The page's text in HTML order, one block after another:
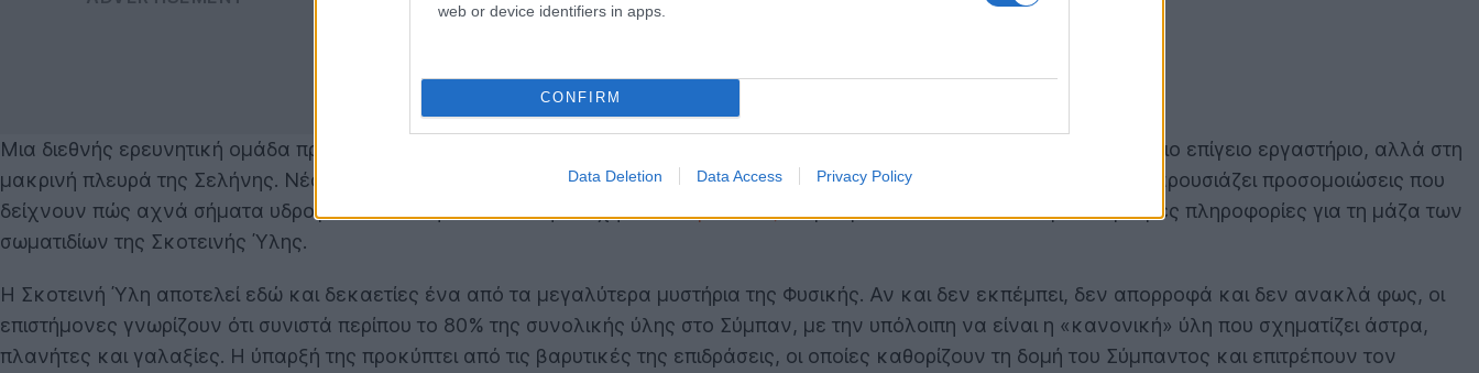
web or device identifiers in apps.
CONFIRM
Data Deletion Data Access Privacy Policy
Μια διεθνής ερευνητική ομάδα προτείνει ότι οι πρώτες ενδείξεις για τη φύση της Σκοτεινής Ύλης ίσως βρεθούν όχι σε κάποιο επίγειο εργαστήριο, αλλά στη
μακρινή πλευρά της Σελήνης. Νέα μελέτη, που δημοσιεύτηκε στο περιοδικό Nature Astronomy στις 16 Σεπτεμβρίου 2025, παρουσιάζει προσομοιώσεις που
δείχνουν πώς αχνά σήματα υδρογόνου από την «Σκοτεινή Εποχή» του
θα μπορούσαν να αποκαλύψουν κρίσιμες πληροφορίες για τη μάζα των
σωματιδίων της Σκοτεινής Ύλης.
Η Σκοτεινή Ύλη αποτελεί εδώ και δεκαετίες ένα από τα μεγαλύτερα μυστήρια της Φυσικής. Αν και δεν εκπέμπει, δεν απορροφά και δεν ανακλά φως, οι
επιστήμονες γνωρίζουν ότι συνιστά περίπου το 80% της συνολικής ύλης στο Σύμπαν, με την υπόλοιπη να είναι η «κανονική» ύλη που σχηματίζει άστρα,
πλανήτες και γαλαξίες. Η ύπαρξή της προκύπτει από τις βαρυτικές της επιδράσεις, οι οποίες καθορίζουν τη δομή του Σύμπαντος και επιτρέπουν τον